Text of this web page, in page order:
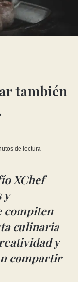
también
de lectura
XChef
y
compiten
culinaria
y
compartir